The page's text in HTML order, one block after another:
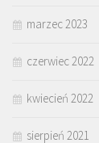
marzec 2023
czerwiec 2022
kwiecień 2022
sierpień 2021